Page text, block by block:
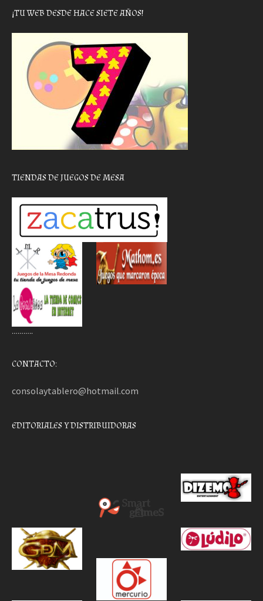
¡TU WEB DESDE HACE SIETE AÑOS!
TIENDAS DE JUEGOS DE MESA
………..
CONTACTO:
consolaytablero@hotmail.com
EDITORIALES Y DISTRIBUIDORAS